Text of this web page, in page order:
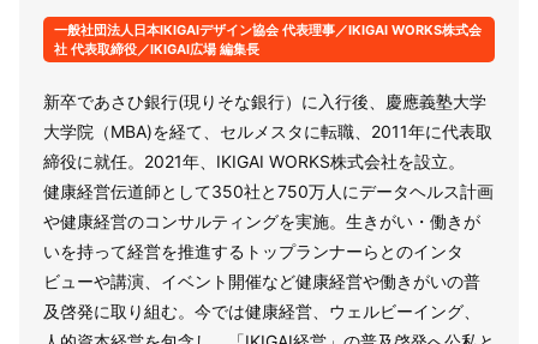
一般社団法人日本IKIGAIデザイン協会 代表理事／IKIGAI WORKS株式会
社 代表取締役／IKIGAI広場 編集長
新卒であさひ銀行(現りそな銀行）に入行後、慶應義塾大学
大学院（MBA)を経て、セルメスタに転職、2011年に代表取
締役に就任。2021年、IKIGAI WORKS株式会社を設立。
健康経営伝道師として350社と750万人にデータヘルス計画
や健康経営のコンサルティングを実施。生きがい・働きが
いを持って経営を推進するトップランナーらとのインタ
ビューや講演、イベント開催など健康経営や働きがいの普
及啓発に取り組む。今では健康経営、ウェルビーイング、